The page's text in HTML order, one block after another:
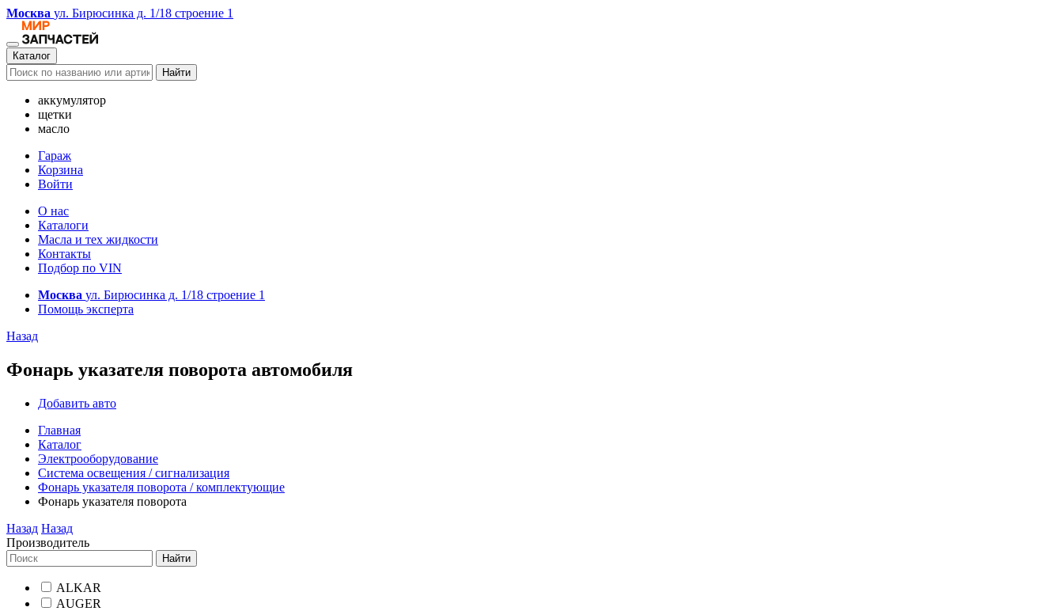
Москва ул. Бирюсинка д. 1/18 строение 1
Каталог
Найти
аккумулятор
щетки
масло
Гараж
Корзина
Войти
О нас
Каталоги
Масла и тех жидкости
Контакты
Подбор по VIN
Москва ул. Бирюсинка д. 1/18 строение 1
Помощь эксперта
Назад
Фонарь указателя поворота автомобиля
Добавить авто
Главная
Каталог
Электрооборудование
Система освещения / сигнализация
Фонарь указателя поворота / комплектующие
Фонарь указателя поворота
Назад Назад
Производитель
Найти
ALKAR
AUGER